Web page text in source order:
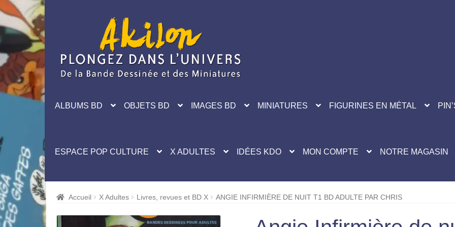
navigation
ALBUMS BD OBJETS BD IMAGES BD MINIATURES FIGURINES EN MÉTAL
ESPACE POP CULTURE X ADULTES IDÉES KDO MON COMPTE NOTRE MAGASIN
Accueil X Adultes Livres, revues et BD X ANGIE INFIRMIÈRE DE NUIT T1 BD ADULTE PAR CHRIS